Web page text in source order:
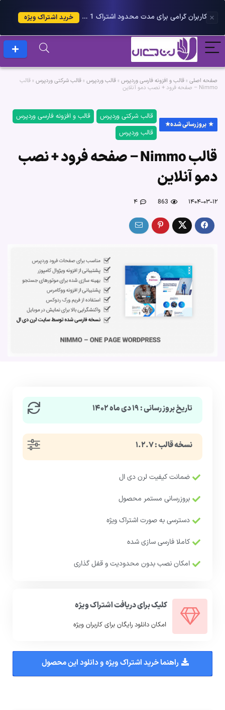
کاربران گرامی برای مدت محدود اشتراک 1 ساله پلاس را می توانید با 25 درصد تخفیف دریافت کنید. خرید اشتراک ویژه
صفحه اصلی »قالب و افزونه فارسی وردپرس »قالب وردپرس »قالب شرکتی وردپرس »قالب
Nimmo – صفحه فرود + نصب دمو آنلاین
بروزرسانی شده
قالب شرکتی وردپرس
قالب و افزونه فارسی وردپرس
قالب وردپرس
قالب Nimmo – صفحه فرود + نصب
دمو آنلاین
۱۴۰۴-۰۳-۱۲ 863 ۴
تاریخ بروزرسانی : ۱۹ دی ماه ۱۴۰۲
نسخه قالب : ۱.۲.۷
ضمانت کیفیت لرن دی ال
بروزرسانی مستمر محصول
دسترسی به صورت اشتراک ویژه
کاملا فارسی سازی شده
امکان نصب بدون محدودیت و قفل گذاری
کلیک برای دریافت اشتراک ویژه
امکان دانلود رایگان برای کاربران ویژه
راهنما خرید اشتراک ویژه و دانلود این محصول